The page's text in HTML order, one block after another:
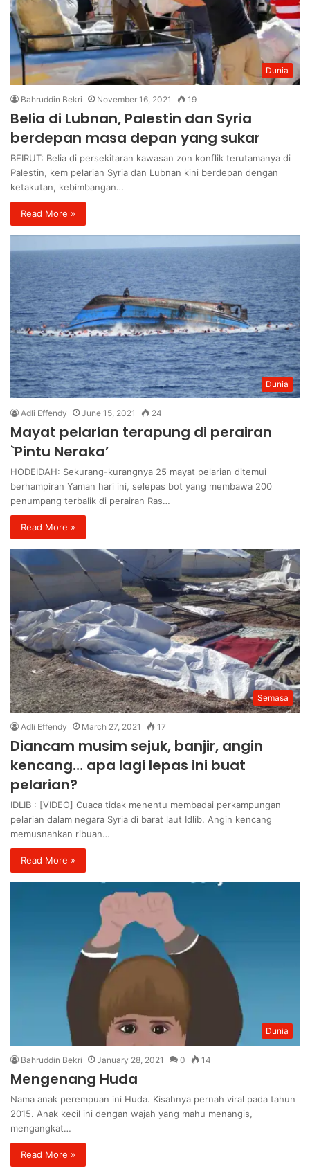
Dunia
Bahruddin Bekri November 16, 2021 19
Belia di Lubnan, Palestin dan Syria
berdepan masa depan yang sukar
BEIRUT: Belia di persekitaran kawasan zon konflik terutamanya di
Palestin, kem pelarian Syria dan Lubnan kini berdepan dengan
ketakutan, kebimbangan…
Read More »
Dunia
Adli Effendy June 15, 2021 24
Mayat pelarian terapung di perairan
`Pintu Neraka’
HODEIDAH: Sekurang-kurangnya 25 mayat pelarian ditemui
berhampiran Yaman hari ini, selepas bot yang membawa 200
penumpang terbalik di perairan Ras…
Read More »
Semasa
Adli Effendy March 27, 2021 17
Diancam musim sejuk, banjir, angin
kencang… apa lagi lepas ini buat
pelarian?
IDLIB : [VIDEO] Cuaca tidak menentu membadai perkampungan
pelarian dalam negara Syria di barat laut Idlib. Angin kencang
memusnahkan ribuan…
Read More »
Dunia
Bahruddin Bekri January 28, 2021 0 14
Mengenang Huda
Nama anak perempuan ini Huda. Kisahnya pernah viral pada tahun
2015. Anak kecil ini dengan wajah yang mahu menangis,
mengangkat…
Read More »